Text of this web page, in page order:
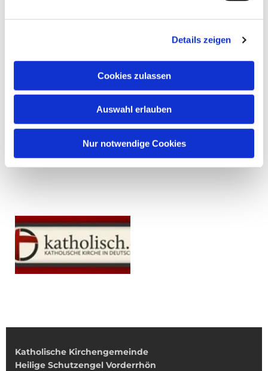
Details zeigen
Cookies zulassen
Auswahl erlauben
Nur notwendige Cookies
Katholische Kirchengemeinde
Heilige Schutzengel Vorderrhön